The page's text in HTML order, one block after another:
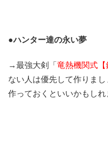
●ハンター達の永い夢
→最強大剣「 竜熱機関式【
ない人は優先して作りま
作っておくといいかもしれ